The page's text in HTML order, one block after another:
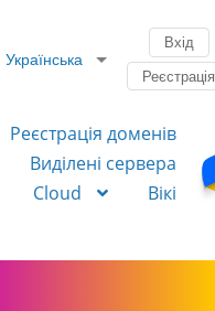
Українська
Вхід
Реєстрація
Реєстрація доменів
Виділені сервера
Cloud
Вікі